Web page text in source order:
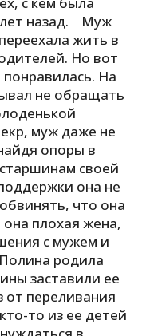
лет назад. Муж
жить в
Но вот
На
не обращать
муж даже не
опоры в
своей
она не
что она
плохая жена,
с мужем и
родила
заставили ее
от переливания
то из ее детей